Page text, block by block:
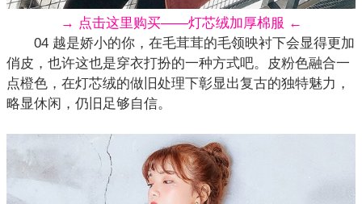
→ 点击这里购买——灯芯绒加厚棉服 ←
04 越是娇小的你，在毛茸茸的毛领映衬下会显得更加
俏皮，也许这也是穿衣打扮的一种方式吧。皮粉色融合一
点橙色，在灯芯绒的做旧处理下彰显出复古的独特魅力，
略显休闲，仍旧足够自信。